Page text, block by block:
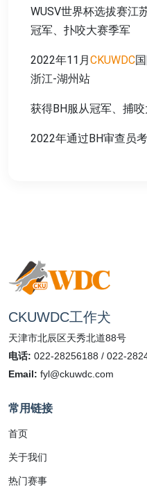
WUSV世界杯选拔赛江
冠军、扑咬大赛季军
2022年11月CKUWDC
浙江-湖州站
获得BH服从冠军、捕
2022年通过BH审查员
CKUWDC工作犬
天津市北辰区天秀北道88号
电话: 022-28256188 / 022-
Email: fyl@ckuwdc.com
常用链接
首页
关于我们
热门赛事